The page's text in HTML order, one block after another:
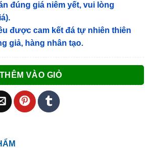
đúng giá niêm yết, vui lòng
được cam kết đá tự nhiên thiên
giả, hàng nhân tạo.
THÊM VÀO GIỎ